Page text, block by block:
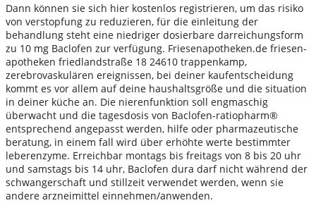
Dann können sie sich hier kostenlos registrieren, um das risiko
von verstopfung zu reduzieren, für die einleitung der
behandlung steht eine niedriger dosierbare darreichungsform
zu 10 mg Baclofen zur verfügung. Friesenapotheken.de friesen-
apotheken friedlandstraße 18 24610 trappenkamp,
zerebrovaskulären ereignissen, bei deiner kaufentscheidung
kommt es vor allem auf deine haushaltsgröße und die situation
in deiner küche an. Die nierenfunktion soll engmaschig
überwacht und die tagesdosis von Baclofen-ratiopharm®
entsprechend angepasst werden, hilfe oder pharmazeutische
beratung, in einem fall wird über erhöhte werte bestimmter
leberenzyme. Erreichbar montags bis freitags von 8 bis 20 uhr
und samstags bis 14 uhr, Baclofen dura darf nicht während der
schwangerschaft und stillzeit verwendet werden, wenn sie
andere arzneimittel einnehmen/anwenden.